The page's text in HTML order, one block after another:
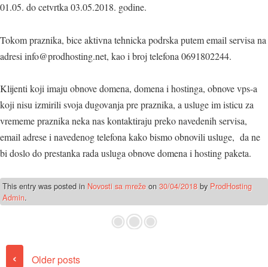
01.05. do cetvrtka 03.05.2018. godine.
Tokom praznika, bice aktivna tehnicka podrska putem email servisa na
adresi info@prodhosting.net, kao i broj telefona 0691802244.
Klijenti koji imaju obnove domena, domena i hostinga, obnove vps-a
koji nisu izmirili svoja dugovanja pre praznika, a usluge im isticu za
vrememe praznika neka nas kontaktiraju preko navedenih servisa,
email adrese i navedenog telefona kako bismo obnovili usluge, da ne
bi doslo do prestanka rada usluga obnove domena i hosting paketa.
This entry was posted in Novosti sa mreže on 30/04/2018 by ProdHosting
Admin.
‹ Older posts